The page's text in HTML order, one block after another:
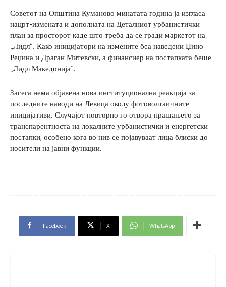
Советот на Општина Куманово минатата година ја изгласа
нацрт-измената и дополната на Деталниот урбанистички
план за просторот каде што треба да се гради маркетот на
„Лидл“. Како иницијатори на измените беа наведени Џино
Реџина и Драган Митевски, а финансиер на постапката беше
„Лидл Македонија“.
Засега нема објавена нова институционална реакција за
последните наводи на Левица околу фотоволтаичните
иницијативи. Случајот повторно го отвора прашањето за
транспарентноста на локалните урбанистички и енергетски
постапки, особено кога во нив се појавуваат лица блиски до
носители на јавни функции.
Facebook X WhatsApp